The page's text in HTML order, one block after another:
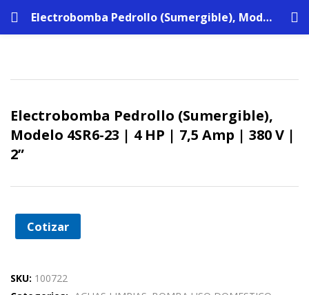
Electrobomba Pedrollo (Sumergible), Modelo 4SR6-23 | 4 HP | 7,5 Amp | 380 V | 2”
Electrobomba Pedrollo (Sumergible),
Modelo 4SR6-23 | 4 HP | 7,5 Amp | 380 V |
2”
Cotizar
SKU: 100722